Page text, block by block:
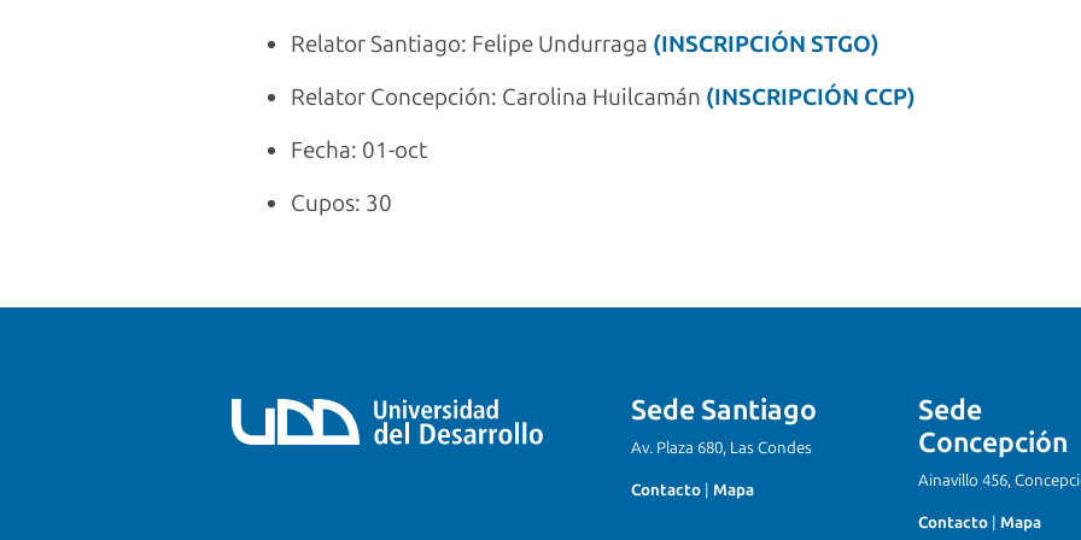
Relator Santiago: Felipe Undurraga (INSCRIPCIÓN STGO)
Relator Concepción: Carolina Huilcamán (INSCRIPCIÓN CCP)
Fecha: 01-oct
Cupos: 30
Sede Santiago
Av. Plaza 680, Las Condes
Contacto Mapa
Sede
Concepción
Ainavillo 456,
Contacto Mapa